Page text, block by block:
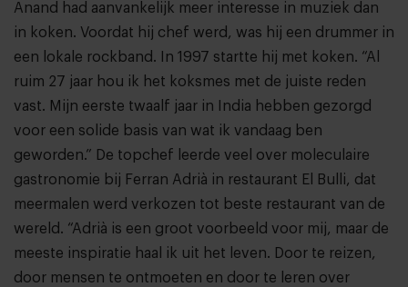
Anand had aanvankelijk meer interesse in muziek dan
in koken. Voordat hij chef werd, was hij een drummer in
een lokale rockband. In 1997 startte hij met koken. “Al
ruim 27 jaar hou ik het koksmes met de juiste reden
vast. Mijn eerste twaalf jaar in India hebben gezorgd
voor een solide basis van wat ik vandaag ben
geworden.” De topchef leerde veel over moleculaire
gastronomie bij Ferran Adrià in restaurant El Bulli, dat
meermalen werd verkozen tot beste restaurant van de
wereld. “Adrià is een groot voorbeeld voor mij, maar de
meeste inspiratie haal ik uit het leven. Door te reizen,
door mensen te ontmoeten en door te leren over